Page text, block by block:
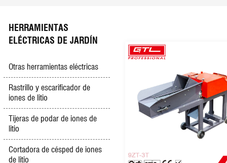
Cultivador de gasolina/diésel
Compactador de placas
Sacapuntas multifunción
Cargador de batería
Compresores de aire
HERRAMIENTAS
ELÉCTRICAS DE JARDÍN
Otras herramientas eléctricas
Rastrillo y escarificador de
iones de litio
Tijeras de podar de iones de
litio
Cortadora de césped de iones
de litio